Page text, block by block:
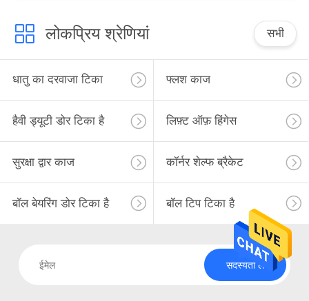
लोकप्रिय श्रेणियां सभी
धातु का दरवाजा टिका फ्लश काज
हैवी ड्यूटी डोर टिका है लिफ़्ट ऑफ़ हिंगेस
सुरक्षा द्वार काज कॉर्नर शेल्फ ब्रैकेट
बॉल बेयरिंग डोर टिका है बॉल टिप टिका है
सदस्यता लें